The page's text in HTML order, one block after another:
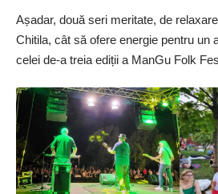
Așadar, două seri meritate, de
Chitila, cât să ofere energie pentru un
celei de-a treia ediții a ManGu Folk